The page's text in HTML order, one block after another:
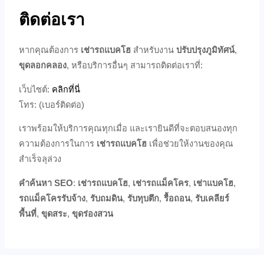
ติดต่อเรา
หากคุณต้องการ เช่ารถแบคโฮ สำหรับงานปรับปรุงภูมิทัศน์,
ขุดลอกคลอง, หรือบริการอื่นๆ สามารถติดต่อเราที่:
เว็บไซต์: คลิกที่นี่
โทร: (เบอร์ติดต่อ)
เราพร้อมให้บริการคุณทุกเมื่อ และเรายินดีที่จะตอบสนองทุก
ความต้องการในการ เช่ารถแบคโฮ เพื่อช่วยให้งานของคุณ
สำเร็จลุล่วง
คำค้นหา SEO: เช่ารถแบคโฮ, เช่ารถแม็คโคร, เช่าแบคโฮ,
รถแม็คโครรับจ้าง,รับถมดิน,รับทุบตึก,รื้อถอน,รับเคลียร์
พื้นที่,ขุดสระ,ขุดร่องสวน